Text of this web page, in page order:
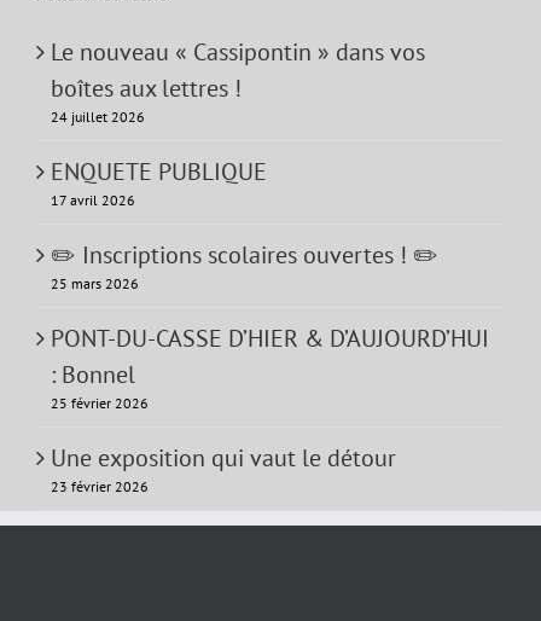
Le nouveau « Cassipontin » dans vos
boîtes aux lettres !
24 juillet 2026
ENQUETE PUBLIQUE
17 avril 2026
✏️ Inscriptions scolaires ouvertes ! ✏️
25 mars 2026
PONT-DU-CASSE D’HIER & D’AUJOURD’HUI
: Bonnel
25 février 2026
Une exposition qui vaut le détour
23 février 2026